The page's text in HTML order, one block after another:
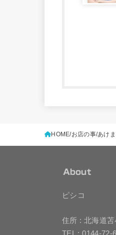
HOME お店の事 あけ
About
ピシコ
住所 : 北海道
TEL : 0144-72-